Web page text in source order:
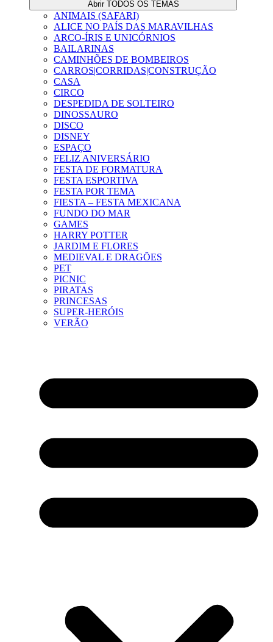
Abrir TODOS OS TEMAS
ANIMAIS (SAFARI)
ALICE NO PAÍS DAS MARAVILHAS
ARCO-ÍRIS E UNICÓRNIOS
BAILARINAS
CAMINHÕES DE BOMBEIROS
CARROS|CORRIDAS|CONSTRUÇÃO
CASA
CIRCO
DESPEDIDA DE SOLTEIRO
DINOSSAURO
DISCO
DISNEY
ESPAÇO
FELIZ ANIVERSÁRIO
FESTA DE FORMATURA
FESTA ESPORTIVA
FESTA POR TEMA
FIESTA – FESTA MEXICANA
FUNDO DO MAR
GAMES
HARRY POTTER
JARDIM E FLORES
MEDIEVAL E DRAGÕES
PET
PICNIC
PIRATAS
PRINCESAS
SUPER-HERÓIS
VERÃO